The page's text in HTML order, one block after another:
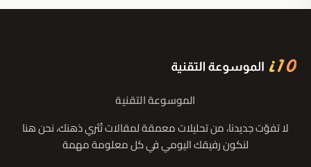
الموسوعة التقنية
لا تفوّت جديدنا، من تحليلات معمقة لمقالات تُثري ذهنك، نحن هنا
لنكون رفيقك اليومي في كل معلومة مهمة